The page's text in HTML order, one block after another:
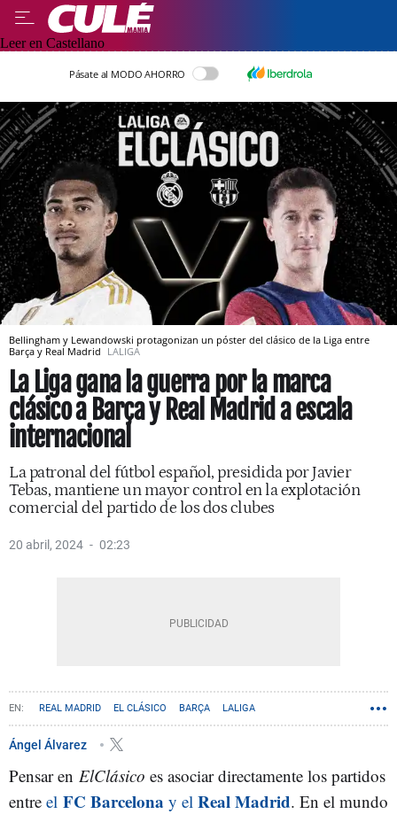
Leer en Castellano
Pásate al MODO AHORRO
Bellingham y Lewandowski protagonizan un póster del clásico de la Liga entre
Barça y Real Madrid LALIGA
La Liga gana la guerra por la marca
clásico a Barça y Real Madrid a escala
internacional
La patronal del fútbol español, presidida por Javier
Tebas, mantiene un mayor control en la explotación
comercial del partido de los dos clubes
20 abril, 2024 02:23
REAL MADRID EL CLÁSICO BARÇA LALIGA
Ángel Álvarez
Pensar en ElClásico es asociar directamente los partidos
entre el FC Barcelona y el Real Madrid. En el mundo